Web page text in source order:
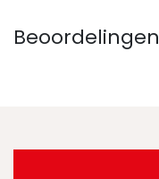
Beoordelingen